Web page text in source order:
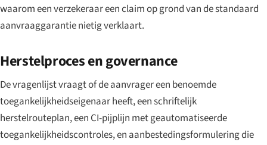
waarom een verzekeraar een claim op grond van de standaard
aanvraaggarantie nietig verklaart.
Herstelproces en governance
De vragenlijst vraagt of de aanvrager een benoemde
toegankelijkheidseigenaar heeft, een schriftelijk
herstelrouteplan, een CI-pijplijn met geautomatiseerde
toegankelijkheidscontroles, en aanbestedingsformulering die